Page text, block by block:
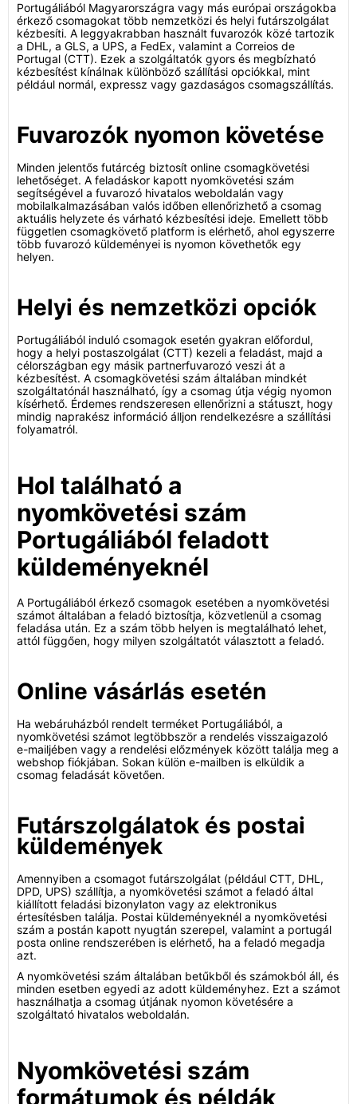
Portugáliából Magyarországra vagy más európai országokba
érkező csomagokat több nemzetközi és helyi futárszolgálat
kézbesíti. A leggyakrabban használt fuvarozók közé tartozik
a DHL, a GLS, a UPS, a FedEx, valamint a Correios de
Portugal (CTT). Ezek a szolgáltatók gyors és megbízható
kézbesítést kínálnak különböző szállítási opciókkal, mint
például normál, expressz vagy gazdaságos csomagszállítás.
Fuvarozók nyomon követése
Minden jelentős futárcég biztosít online csomagkövetési
lehetőséget. A feladáskor kapott nyomkövetési szám
segítségével a fuvarozó hivatalos weboldalán vagy
mobilalkalmazásában valós időben ellenőrizhető a csomag
aktuális helyzete és várható kézbesítési ideje. Emellett több
független csomagkövető platform is elérhető, ahol egyszerre
több fuvarozó küldeményei is nyomon követhetők egy
helyen.
Helyi és nemzetközi opciók
Portugáliából induló csomagok esetén gyakran előfordul,
hogy a helyi postaszolgálat (CTT) kezeli a feladást, majd a
célországban egy másik partnerfuvarozó veszi át a
kézbesítést. A csomagkövetési szám általában mindkét
szolgáltatónál használható, így a csomag útja végig nyomon
kísérhető. Érdemes rendszeresen ellenőrizni a státuszt, hogy
mindig naprakész információ álljon rendelkezésre a szállítási
folyamatról.
Hol található a
nyomkövetési szám
Portugáliából feladott
küldeményeknél
A Portugáliából érkező csomagok esetében a nyomkövetési
számot általában a feladó biztosítja, közvetlenül a csomag
feladása után. Ez a szám több helyen is megtalálható lehet,
attól függően, hogy milyen szolgáltatót választott a feladó.
Online vásárlás esetén
Ha webáruházból rendelt terméket Portugáliából, a
nyomkövetési számot legtöbbször a rendelés visszaigazoló
e-mailjében vagy a rendelési előzmények között találja meg a
webshop fiókjában. Sokan külön e-mailben is elküldik a
csomag feladását követően.
Futárszolgálatok és postai
küldemények
Amennyiben a csomagot futárszolgálat (például CTT, DHL,
DPD, UPS) szállítja, a nyomkövetési számot a feladó által
kiállított feladási bizonylaton vagy az elektronikus
értesítésben találja. Postai küldeményeknél a nyomkövetési
szám a postán kapott nyugtán szerepel, valamint a portugál
posta online rendszerében is elérhető, ha a feladó megadja
azt.
A nyomkövetési szám általában betűkből és számokból áll, és
minden esetben egyedi az adott küldeményhez. Ezt a számot
használhatja a csomag útjának nyomon követésére a
szolgáltató hivatalos weboldalán.
Nyomkövetési szám
formátumok és példák